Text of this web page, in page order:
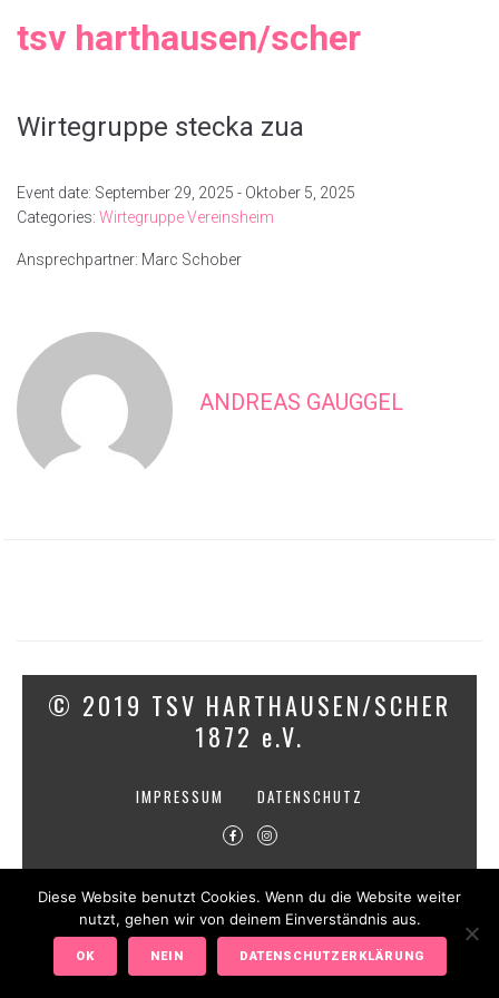
tsv harthausen/scher
Wirtegruppe stecka zua
Event date: September 29, 2025 - Oktober 5, 2025
Categories: Wirtegruppe Vereinsheim
Ansprechpartner: Marc Schober
ANDREAS GAUGGEL
© 2019 TSV HARTHAUSEN/SCHER
1872 e.V.
IMPRESSUM DATENSCHUTZ
Diese Website benutzt Cookies. Wenn du die Website weiter
nutzt, gehen wir von deinem Einverständnis aus.
OK NEIN DATENSCHUTZERKLÄRUNG